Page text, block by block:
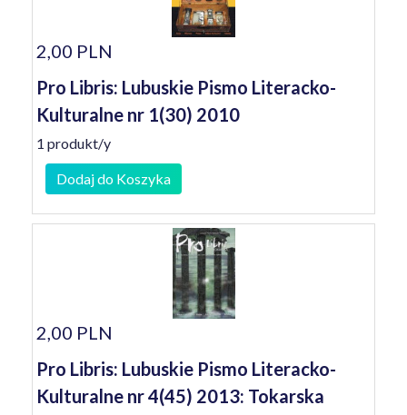
2,00 PLN
Pro Libris: Lubuskie Pismo Literacko-
Kulturalne nr 1(30) 2010
1 produkt/y
Dodaj do Koszyka
2,00 PLN
Pro Libris: Lubuskie Pismo Literacko-
Kulturalne nr 4(45) 2013: Tokarska